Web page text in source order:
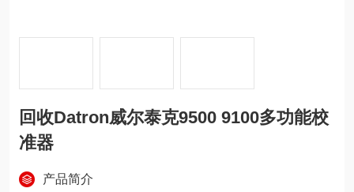
回收Datron威尔泰克9500 9100多功能校
准器
产品简介